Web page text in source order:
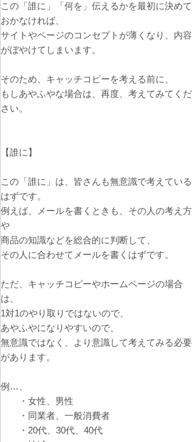
この「誰に」「何を」伝えるかを最初に決めて
おかなければ、
サイトやページのコンセプトが薄くなり、内容
がぼやけてしまいます。
そのため、キャッチコピーを考える前に、
もしあやふやな場合は、再度、考えてみてくだ
さい。
【誰に】
この「誰に」は、皆さんも無意識で考えている
はずです。
例えば、メールを書くときも、その人の考え方
や
商品の知識などを総合的に判断して、
その人に合わせてメールを書くはずです。
ただ、キャッチコピーやホームページの場合
は、
1対1のやり取りではないので、
あやふやになりやすいので、
無意識ではなく、より意識して考えてみる必要
があります。
例…、
・女性、男性
・同業者、一般消費者
・20代、30代、40代